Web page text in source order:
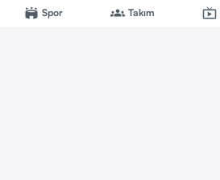
Spor Takım